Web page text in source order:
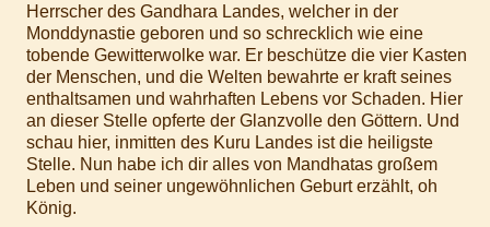
Herrscher des Gandhara Landes, welcher in der
Monddynastie geboren und so schrecklich wie eine
tobende Gewitterwolke war. Er beschütze die vier Kasten
der Menschen, und die Welten bewahrte er kraft seines
enthaltsamen und wahrhaften Lebens vor Schaden. Hier
an dieser Stelle opferte der Glanzvolle den Göttern. Und
schau hier, inmitten des Kuru Landes ist die heiligste
Stelle. Nun habe ich dir alles von Mandhatas großem
Leben und seiner ungewöhnlichen Geburt erzählt, oh
König.